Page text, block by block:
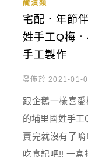
醃漬類
宅配．年節
姓手工Q梅
手工製作
發佈於 2021-01-
跟企鵝一樣喜
的埔里國姓手工
賣完就沒有了
吃食記吧!! 一盒